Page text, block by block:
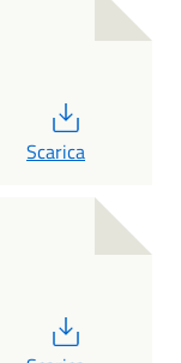
Scarica